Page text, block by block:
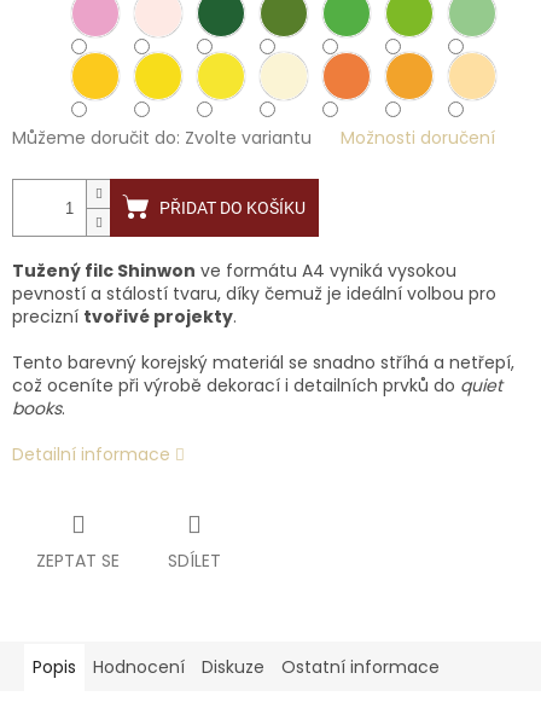
Můžeme doručit do: Zvolte variantu Možnosti doručení
PŘIDAT DO KOŠÍKU
Tužený filc Shinwon ve formátu A4 vyniká vysokou
pevností a stálostí tvaru, díky čemuž je ideální volbou pro
precizní tvořivé projekty.
Tento barevný korejský materiál se snadno stříhá a netřepí,
což oceníte při výrobě dekorací i detailních prvků do quiet
books.
Detailní informace
ZEPTAT SE SDÍLET
Popis Hodnocení Diskuze Ostatní informace